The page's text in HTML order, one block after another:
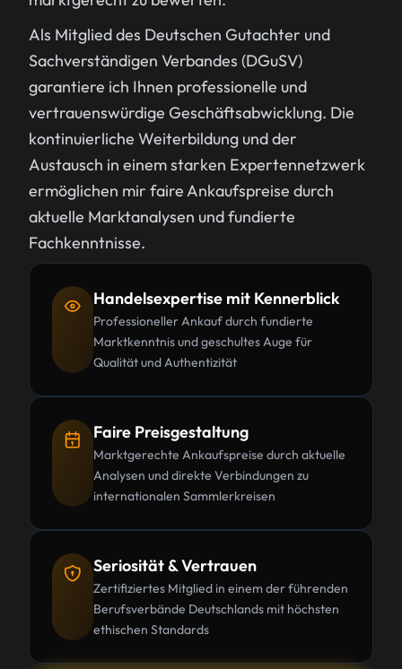
Als Mitglied des Deutschen Gutachter und
Sachverständigen Verbandes (DGuSV)
garantiere ich Ihnen professionelle und
vertrauenswürdige Geschäftsabwicklung. Die
kontinuierliche Weiterbildung und der
Austausch in einem starken Expertennetzwerk
ermöglichen mir faire Ankaufspreise durch
aktuelle Marktanalysen und fundierte
Fachkenntnisse.
Handelsexpertise mit Kennerblick
Professioneller Ankauf durch fundierte
Marktkenntnis und geschultes Auge für
Qualität und Authentizität
Faire Preisgestaltung
Marktgerechte Ankaufspreise durch aktuelle
Analysen und direkte Verbindungen zu
internationalen Sammlerkreisen
Seriosität & Vertrauen
Zertifiziertes Mitglied in einem der führenden
Berufsverbände Deutschlands mit höchsten
ethischen Standards